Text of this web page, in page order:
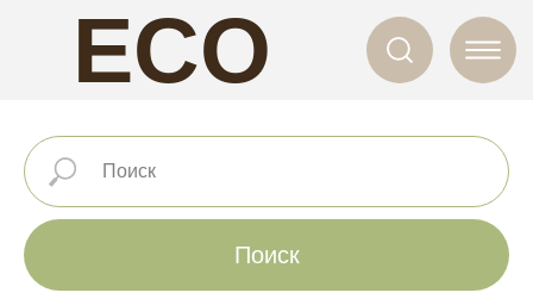
ECO
NAILS
Поиск